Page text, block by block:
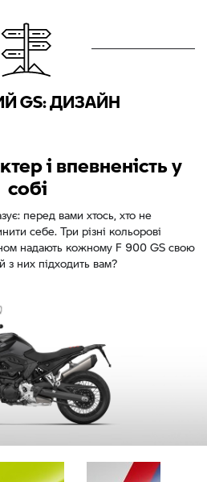
GS: ДИЗАЙН
і впевненість у
собі
перед вами хтось, хто не
себе. Три різні кольорові
надають кожному F 900 GS свою
з них підходить вам?